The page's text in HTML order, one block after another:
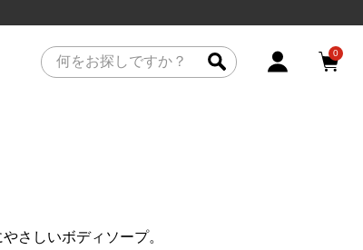
0
さしいボディソープ。